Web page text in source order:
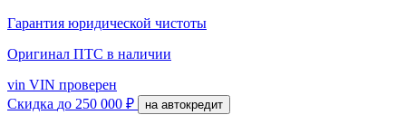
Гарантия юридической чистоты
Оригинал ПТС в наличии
vin VIN проверен
Скидка до 250 000 ₽ на автокредит